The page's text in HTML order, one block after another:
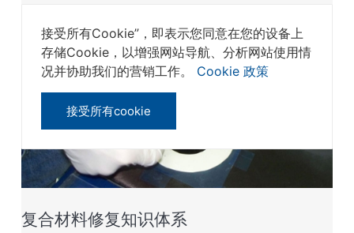
复合材料修复知识体系
接受所有Cookie”，即表示您同意在您的设备上
存储Cookie，以增强网站导航、分析网站使用情
况并协助我们的营销工作。 Cookie 政策
接受所有cookie